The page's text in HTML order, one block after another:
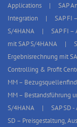
Applications
SAP
Integration
SAP FI
S/4HANA
SAP FI
mit SAP S/4HANA
Ergebnisrechnung mit
Controlling & Profit
MM –
MM – Bestandsführung
S/4HANA
SAP SD
SD – Preisgestaltung,